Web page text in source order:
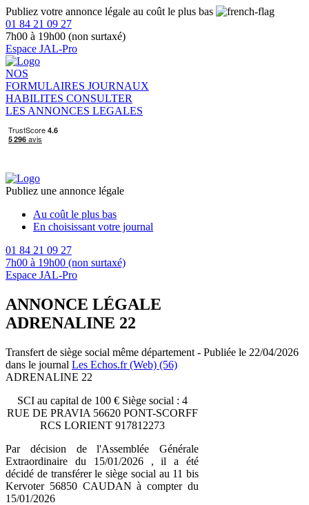
Publiez votre annonce légale au coût le plus bas
01 84 21 09 27
7h00 à 19h00 (non surtaxé)
Espace JAL-Pro
NOS
FORMULAIRES JOURNAUX
HABILITES CONSULTER
LES ANNONCES LEGALES
Publiez une annonce légale
Au coût le plus bas
En choisissant votre journal
01 84 21 09 27
7h00 à 19h00 (non surtaxé)
Espace JAL-Pro
ANNONCE LÉGALE
ADRENALINE 22
Transfert de siège social même département - Publiée le 22/04/2026
dans le journal Les Echos.fr (Web) (56)
ADRENALINE 22
SCI au capital de 100 € Siège social : 4
RUE DE PRAVIA 56620 PONT-SCORFF
RCS LORIENT 917812273
Par décision de l'Assemblée Générale
Extraordinaire du 15/01/2026 , il a été
décidé de transférer le siège social au 11 bis
Kervoter 56850 CAUDAN à compter du
15/01/2026